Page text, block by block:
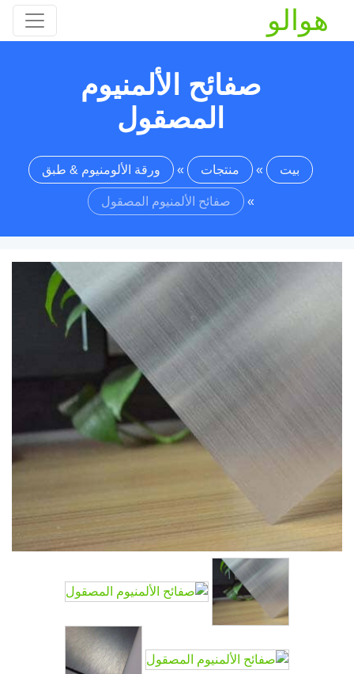
هوالو
صفائح الألمنيوم
المصقول
بيت » منتجات » ورقة الألومنيوم & طبق
» صفائح الألمنيوم المصقول